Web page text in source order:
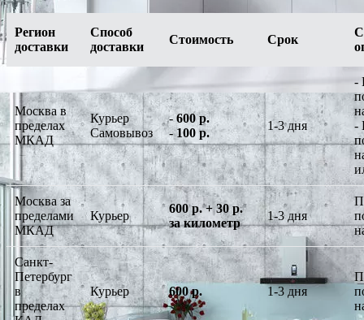
Регион
доставки
Способ
доставки
Стоимость Срок
Москва в
пределах
МКАД
Курьер
Самовывоз
-600 р.
-100 р.
1-3 дня
-
-
Москва за
пределами
МКАД
Курьер
600 р. + 30 р.
за километр
1-3 дня
Санкт-
Петербург
в
пределах
Курьер 600 р. 1-3 дня